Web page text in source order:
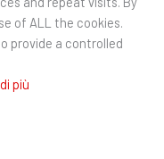
of ALL the cookies.
provide a controlled
più